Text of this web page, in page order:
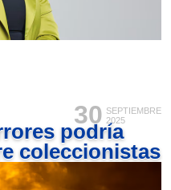
30 SEPTIEMBRE
2025
podría
coleccionistas